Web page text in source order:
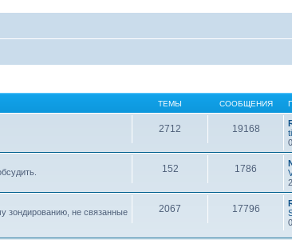
ТЕМЫ СООБЩЕНИЯ
2712 19168
152 1786
зондированию, не связанные
2067 17796